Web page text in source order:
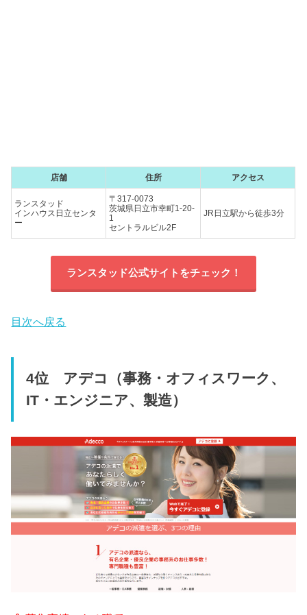
店舗 住所 アクセス
ランスタッド
インハウス日立センタ
ー
〒317-0073
茨城県日立市幸町1-20-
1
セントラルビル2F
JR日立駅から徒歩3分
ランスタッド公式サイトをチェック！
目次へ戻る
4位 アデコ（事務・オフィスワーク、
IT・エンジニア、製造）